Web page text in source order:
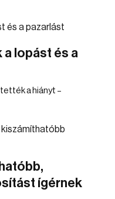
a lopást és a
a hiányt –
ígérnek